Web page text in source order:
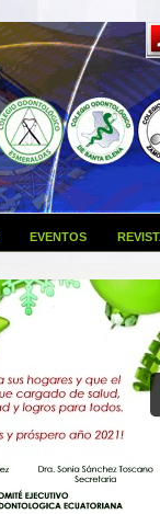
EVENTOS